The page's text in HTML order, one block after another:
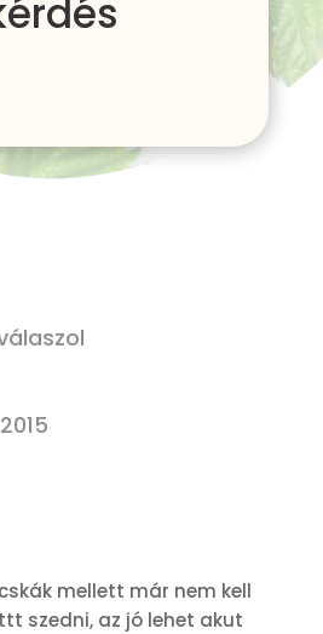
mellett már nem kell
szedni, az jó lehet akut